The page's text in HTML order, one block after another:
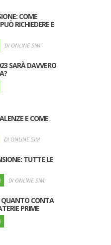
COME
RICHIEDERE E
DI ONLINE SIM
SARÀ DAVVERO
E COME
DI ONLINE SIM
TUTTE LE
DI ONLINE SIM
QUANTO CONTA
PRIME